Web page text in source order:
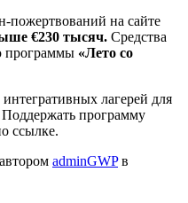
пожертвований на сайте
€230 тысяч. Средства
программы «Лето со
лагерей для
Поддержать программу
ссылке.
автором adminGWPв